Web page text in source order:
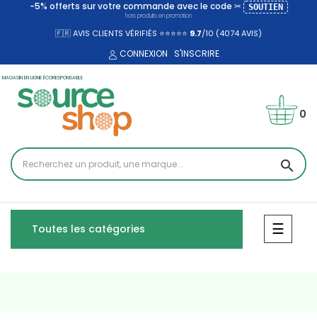
-5% offerts sur votre commande avec le code ✂ SOUTIEN
hors produits en promotion
🇫🇷 AVIS CLIENTS VÉRIFIÉS ⭐⭐⭐⭐⭐ 9.7/10 (4074AVIS)
CONNEXION S'INSCRIRE
MAGASIN EN LIGNE ÉCORESPONSABLE
search
0
Toutes les catégories ☰